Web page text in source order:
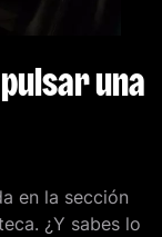
una
en la sección
¿Y sabes lo